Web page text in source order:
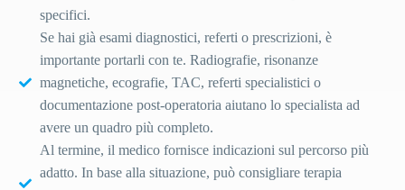
specifici.
Se hai già esami diagnostici, referti o prescrizioni, è
importante portarli con te. Radiografie, risonanze
magnetiche, ecografie, TAC, referti specialistici o
documentazione post-operatoria aiutano lo specialista ad
avere un quadro più completo.
Al termine, il medico fornisce indicazioni sul percorso più
adatto. In base alla situazione, può consigliare terapia